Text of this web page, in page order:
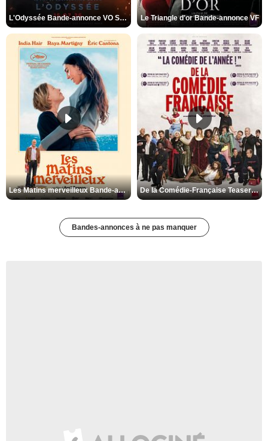
L'Odyssée Bande-annonce VO STFR Le Triangle d'or Bande-annonce VF
Les Matins merveilleux Bande-annonce VF De la Comédie-Française Teaser VF
Bandes-annonces à ne pas manquer